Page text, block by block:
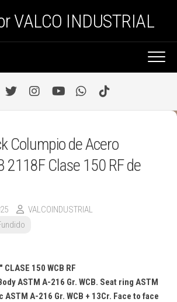
VALCO INDUSTRIAL
Columpio de Acero
2118F Clase 150 RF de
VALCOINDUSTRIAL
CLASE 150 WCB RF
ASTM A-216 Gr. WCB. Seat ring ASTM
A-216 Gr. WCB + 13Cr. Face to face